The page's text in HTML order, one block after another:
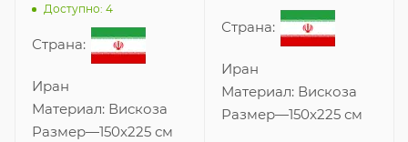
Доступно: 4
Страна:
Иран
Материал: Вискоза
Размер—150x225 см
Страна:
Иран
Материал: Вискоза
Размер—150x225 см